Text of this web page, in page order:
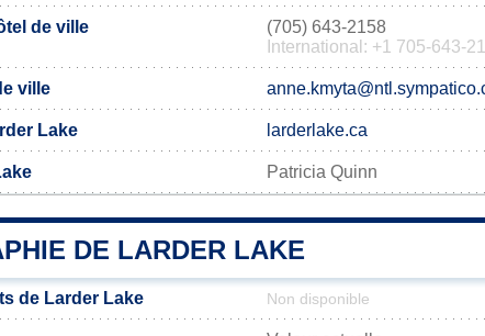
de ville
(705) 643-2158
International: +1 705-643-
ville
Lake larderlake.ca
Patricia Quinn
DE LARDER LAKE
de Larder Lake Non disponible